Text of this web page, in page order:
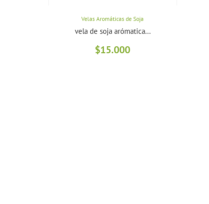
Velas Aromáticas de Soja
vela de soja arómatica...
$15.000